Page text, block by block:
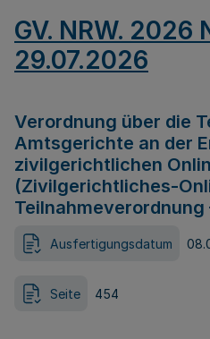
GV. NRW. 2026
29.07.2026
Verordnung über die
Amtsgerichte an der
zivilgerichtlichen
(Zivilgerichtliches-
Teilnahmeverordnung
Ausfertigungsdatum
Seite 454